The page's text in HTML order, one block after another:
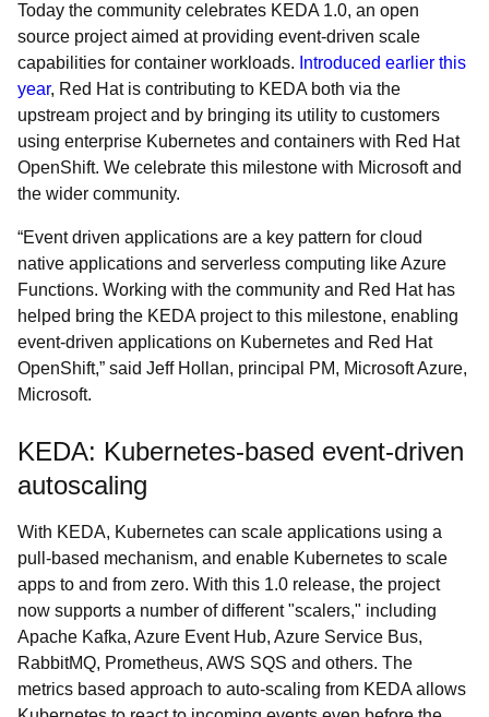
Today the community celebrates KEDA 1.0, an open
source project aimed at providing event-driven scale
capabilities for container workloads. Introduced earlier this
year, Red Hat is contributing to KEDA both via the
upstream project and by bringing its utility to customers
using enterprise Kubernetes and containers with Red Hat
OpenShift. We celebrate this milestone with Microsoft and
the wider community.
“Event driven applications are a key pattern for cloud
native applications and serverless computing like Azure
Functions. Working with the community and Red Hat has
helped bring the KEDA project to this milestone, enabling
event-driven applications on Kubernetes and Red Hat
OpenShift,” said Jeff Hollan, principal PM, Microsoft Azure,
Microsoft.
KEDA: Kubernetes-based event-driven
autoscaling
With KEDA, Kubernetes can scale applications using a
pull-based mechanism, and enable Kubernetes to scale
apps to and from zero. With this 1.0 release, the project
now supports a number of different "scalers," including
Apache Kafka, Azure Event Hub, Azure Service Bus,
RabbitMQ, Prometheus, AWS SQS and others. The
metrics based approach to auto-scaling from KEDA allows